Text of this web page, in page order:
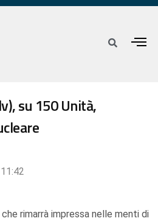
su 150 Unità,
11:42
rimarrà impressa nelle menti di